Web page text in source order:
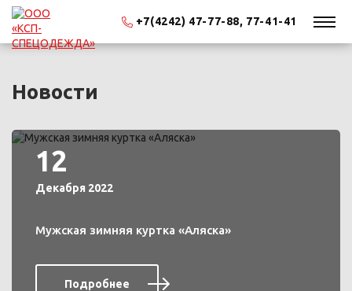
+7(4242) 47-77-88, 77-41-41
Новости
12
Декабря 2022
Мужская зимняя куртка «Аляска»
Подробнее